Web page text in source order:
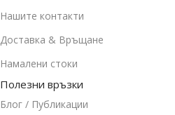
Нашите контакти
Доставка & Връщане
Намалени стоки
Полезни връзки
Блог / Публикации